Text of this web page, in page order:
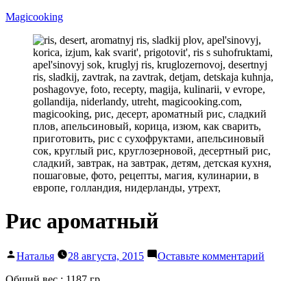
Перейти
содержимому
Magicooking
Рис ароматный
Написано
Наталья 28 августа, 2015 Оставьте комментарий